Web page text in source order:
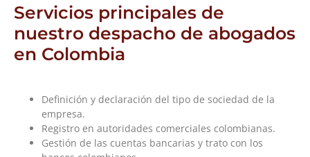
Servicios principales de
nuestro despacho de abogados
en Colombia
Definición y declaración del tipo de sociedad de la
empresa.
Registro en autoridades comerciales colombianas.
Gestión de las cuentas bancarias y trato con los